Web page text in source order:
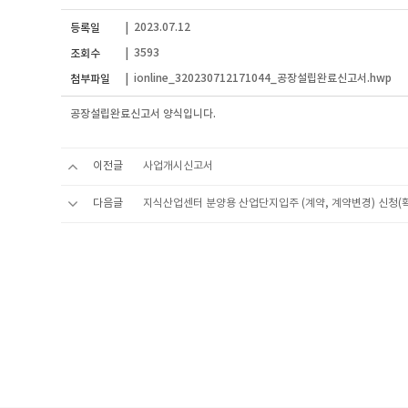
등록일 2023.07.12
조회수 3593
첨부파일 ionline_320230712171044_공장설립완료신고서.hwp
공장설립완료신고서 양식입니다.
이전글 사업개시신고서
다음글 지식산업센터 분양용 산업단지입주 (계약, 계약변경) 신청(